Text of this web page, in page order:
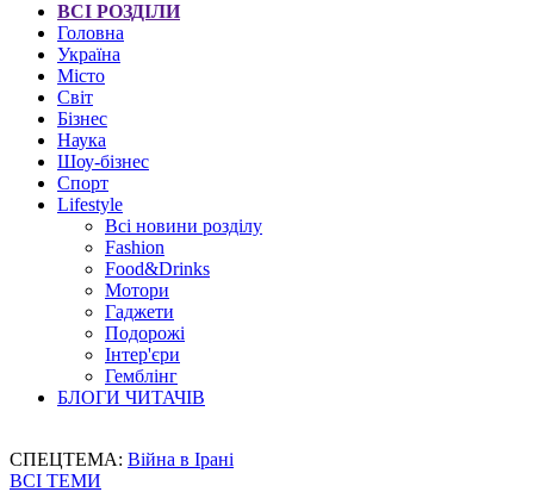
ВСІ РОЗДІЛИ
Головна
Україна
Місто
Світ
Бізнес
Наука
Шоу-бізнес
Спорт
Lifestyle
Всі новини розділу
Fashion
Food&Drinks
Мотори
Гаджети
Подорожі
Інтер'єри
Гемблінг
БЛОГИ ЧИТАЧІВ
СПЕЦТЕМА: Війна в Ірані
ВСІ ТЕМИ